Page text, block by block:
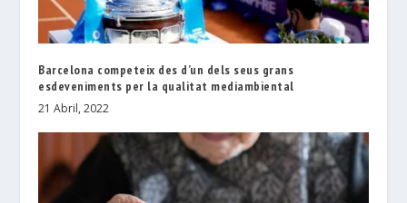
Barcelona competeix des d’un dels seus grans
esdeveniments per la qualitat mediambiental
21 Abril, 2022